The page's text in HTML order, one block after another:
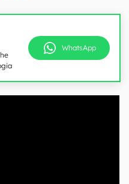
WhatsApp